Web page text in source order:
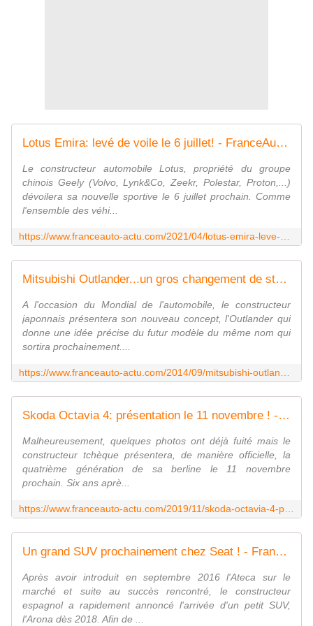
Lotus Emira: levé de voile le 6 juillet! - FranceAuto-actu - actualité automobile régionale et internationale
Le constructeur automobile Lotus, propriété du groupe
chinois Geely (Volvo, Lynk&Co, Zeekr, Polestar, Proton,...)
dévoilera sa nouvelle sportive le 6 juillet prochain. Comme
l'ensemble des véhi...
Mitsubishi Outlander...un gros changement de style! - FranceAuto-actu - actualité automobile régionale et internationale
A l'occasion du Mondial de l'automobile, le constructeur
japonnais présentera son nouveau concept, l'Outlander qui
donne une idée précise du futur modèle du même nom qui
sortira prochainement....
Skoda Octavia 4: présentation le 11 novembre ! - FranceAuto-actu - actualité automobile régionale et internationale
Malheureusement, quelques photos ont déjà fuité mais le
constructeur tchèque présentera, de manière officielle, la
quatrième génération de sa berline le 11 novembre
prochain. Six ans aprè...
Un grand SUV prochainement chez Seat ! - FranceAuto-actu - actualité automobile régionale et internationale
Après avoir introduit en septembre 2016 l'Ateca sur le
marché et suite au succès rencontré, le constructeur
espagnol a rapidement annoncé l'arrivée d'un petit SUV,
l'Arona dès 2018. Afin de ...